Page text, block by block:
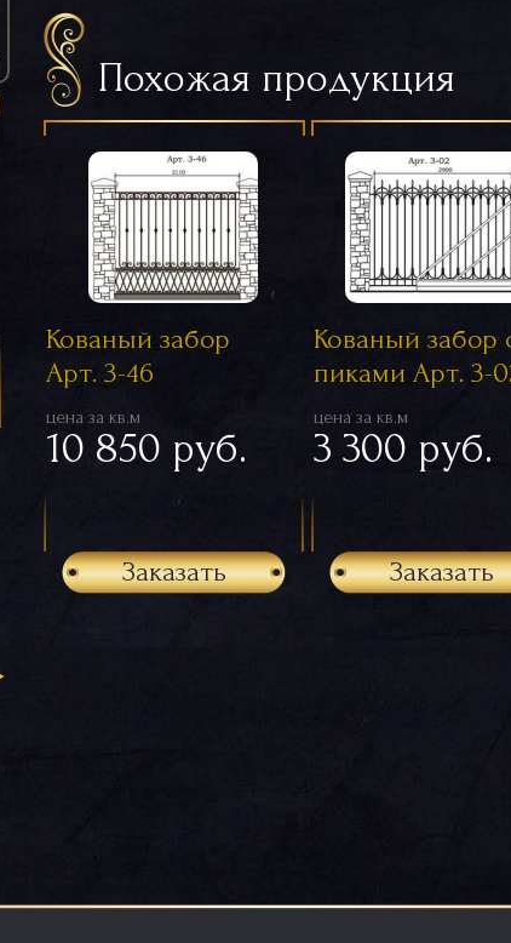
Похожая продукция
Кованый забор
Арт. 3-46
цена за кв.м
10 850 руб.
Заказать
Кованый забор
пиками Арт. 3-
цена за кв.м
3 300 руб.
Заказать